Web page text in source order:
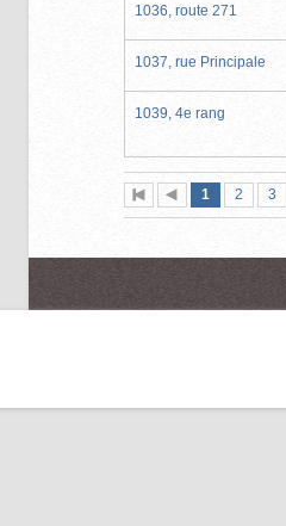
1036, route 271
1037, rue Principale
1039, 4e rang
Première
page
Page
précédente
Page
1 (page
actuelle)
Page
2 3